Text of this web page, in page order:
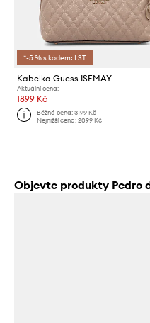
*-5 % s kódem: LST
Kabelka Guess ISEMAY
Aktuální cena:
1899 Kč
Běžná cena:3199 Kč
Nejnižší cena:2099 Kč
Objevte produkty Pedro